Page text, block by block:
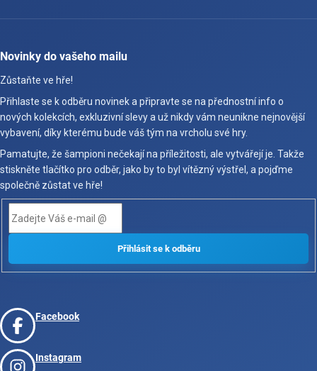
Novinky do vašeho mailu
Zůstaňte ve hře!
Přihlaste se k odběru novinek a připravte se na přednostní info o
nových kolekcích, exkluzivní slevy a už nikdy vám neunikne nejnovější
vybavení, díky kterému bude váš tým na vrcholu své hry.
Pamatujte, že šampioni nečekají na příležitosti, ale vytvářejí je. Takže
stiskněte tlačítko pro odběr, jako by to byl vítězný výstřel, a pojďme
společně zůstat ve hře!
Facebook
Instagram